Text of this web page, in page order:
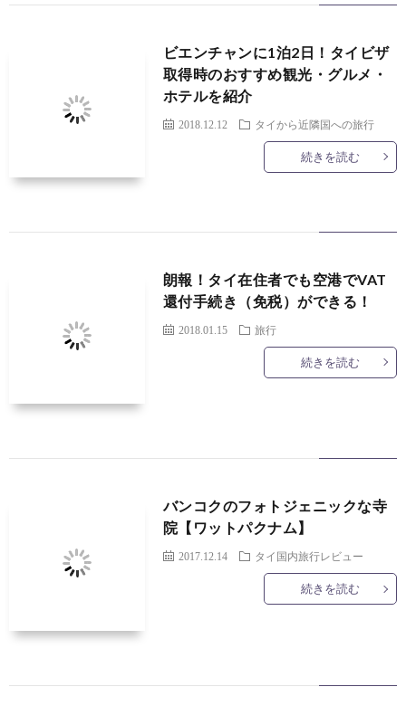
ビエンチャンに1泊2日！タイビザ
取得時のおすすめ観光・グルメ・
ホテルを紹介
2018.12.12 タイから近隣国への旅行
続きを読む
朗報！タイ在住者でも空港でVAT
還付手続き（免税）ができる！
2018.01.15 旅行
続きを読む
バンコクのフォトジェニックな寺
院【ワットパクナム】
2017.12.14 タイ国内旅行レビュー
続きを読む